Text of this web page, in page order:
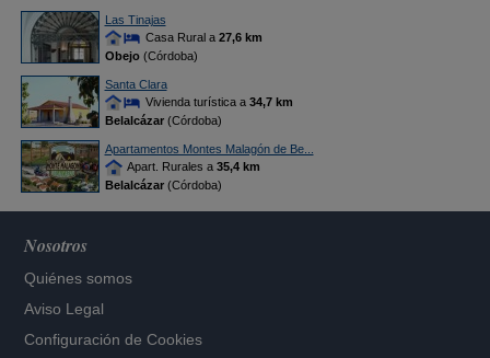
Las Tinajas
Casa Rural a 27,6 km
Obejo(Córdoba)
Santa Clara
Vivienda turística a 34,7 km
Belalcázar(Córdoba)
Apartamentos Montes Malagón de Be...
Apart. Rurales a 35,4 km
Belalcázar(Córdoba)
Nosotros
Quiénes somos
Aviso Legal
Configuración de Cookies